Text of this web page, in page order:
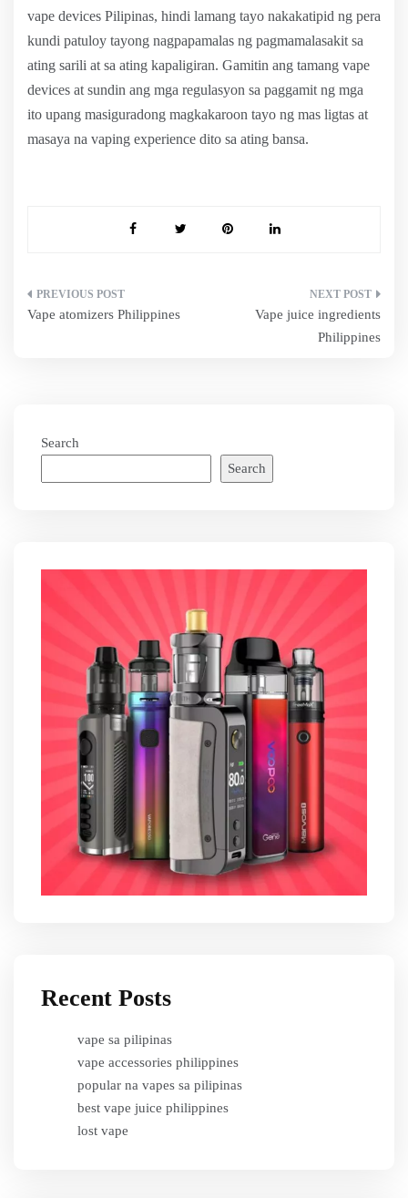
vape devices Pilipinas, hindi lamang tayo nakakatipid ng pera
kundi patuloy tayong nagpapamalas ng pagmamalasakit sa
ating sarili at sa ating kapaligiran. Gamitin ang tamang vape
devices at sundin ang mga regulasyon sa paggamit ng mga
ito upang masiguradong magkakaroon tayo ng mas ligtas at
masaya na vaping experience dito sa ating bansa.
Post
Vape atomizers Philippines
Vape juice ingredients
Philippines
Search
Search
Recent Posts
vape sa pilipinas
vape accessories philippines
popular na vapes sa pilipinas
best vape juice philippines
lost vape